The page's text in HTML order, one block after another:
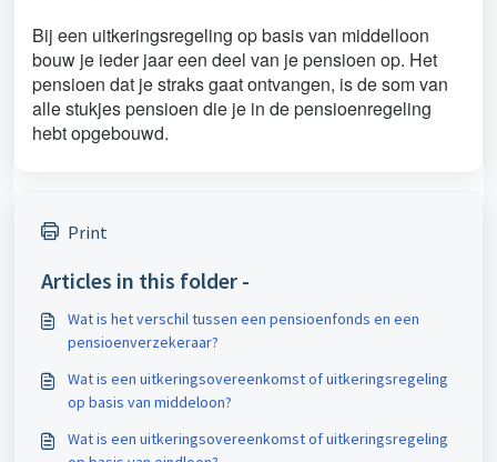
Bij een uitkeringsregeling op basis van middelloon
bouw je ieder jaar een deel van je pensioen op. Het
pensioen dat je straks gaat ontvangen, is de som van
alle stukjes pensioen die je in de pensioenregeling
hebt opgebouwd.
Print
Articles in this folder -
Wat is het verschil tussen een pensioenfonds en een
pensioenverzekeraar?
Wat is een uitkeringsovereenkomst of uitkeringsregeling
op basis van middeloon?
Wat is een uitkeringsovereenkomst of uitkeringsregeling